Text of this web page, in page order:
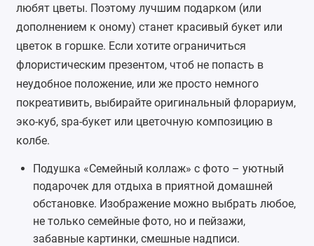
любят цветы. Поэтому лучшим подарком (или
дополнением к оному) станет красивый букетили
цветок в горшке. Если хотите ограничиться
флористическим презентом, чтоб не попасть в
неудобное положение, или же просто немного
покреативить, выбирайте оригинальный флорариум,
эко-куб, spa-букет или цветочную композицию в
колбе.
Подушка «Семейный коллаж» с фото – уютный
подарочек для отдыха в приятной домашней
обстановке. Изображение можно выбрать любое,
не только семейные фото, но и пейзажи,
забавные картинки, смешные надписи.